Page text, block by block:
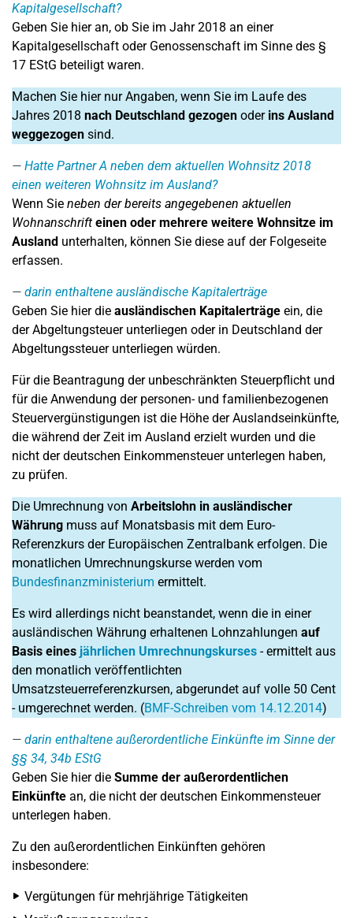
Kapitalgesellschaft?
Geben Sie hier an, ob Sie im Jahr 2018 an einer
Kapitalgesellschaft oder Genossenschaft im Sinne des §
17 EStG beteiligt waren.
Machen Sie hier nur Angaben, wenn Sie im Laufe des
Jahres 2018 nach Deutschland gezogen oderins Ausland
weggezogen sind.
Hatte Partner A neben dem aktuellen Wohnsitz 2018
einen weiteren Wohnsitz im Ausland?
Wenn Sie neben der bereits angegebenen aktuellen
Wohnanschrift einen oder mehrere weitere Wohnsitze im
Ausland unterhalten, können Sie diese auf der Folgeseite
erfassen.
darin enthaltene ausländische Kapitalerträge
Geben Sie hier die ausländischen Kapitalerträge ein, die
der Abgeltungsteuer unterliegen oder in Deutschland der
Abgeltungssteuer unterliegen würden.
Für die Beantragung der unbeschränkten Steuerpflicht und
für die Anwendung der personen- und familienbezogenen
Steuervergünstigungen ist die Höhe der Auslandseinkünfte,
die während der Zeit im Ausland erzielt wurden und die
nicht der deutschen Einkommensteuer unterlegen haben,
zu prüfen.
Die Umrechnung von Arbeitslohn in ausländischer
Währung muss auf Monatsbasis mit dem Euro-
Referenzkurs der Europäischen Zentralbank erfolgen. Die
monatlichen Umrechnungskurse werden vom
Bundesfinanzministerium ermittelt.
Es wird allerdings nicht beanstandet, wenn die in einer
ausländischen Währung erhaltenen Lohnzahlungen auf
Basis eines jährlichen Umrechnungskurses - ermittelt aus
den monatlich veröffentlichten
Umsatzsteuerreferenzkursen, abgerundet auf volle 50 Cent
- umgerechnet werden. (BMF-Schreiben vom 14.12.2014)
darin enthaltene außerordentliche Einkünfte im Sinne der
§§ 34, 34b EStG
Geben Sie hier die Summe der außerordentlichen
Einkünfte an, die nicht der deutschen Einkommensteuer
unterlegen haben.
Zu den außerordentlichen Einkünften gehören
insbesondere:
Vergütungen für mehrjährige Tätigkeiten